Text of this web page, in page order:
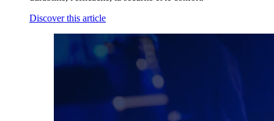
Discover this article